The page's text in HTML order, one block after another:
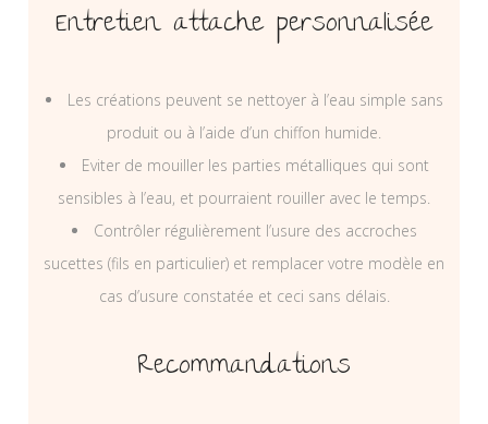
Entretien attache personnalisée
Les créations peuvent se nettoyer à l’eau simple sans
produit ou à l’aide d’un chiffon humide.
Eviter de mouiller les parties métalliques qui sont
sensibles à l’eau, et pourraient rouiller avec le temps.
Contrôler régulièrement l’usure des accroches
sucettes (fils en particulier) et remplacer votre modèle en
cas d’usure constatée et ceci sans délais.
Recommandations